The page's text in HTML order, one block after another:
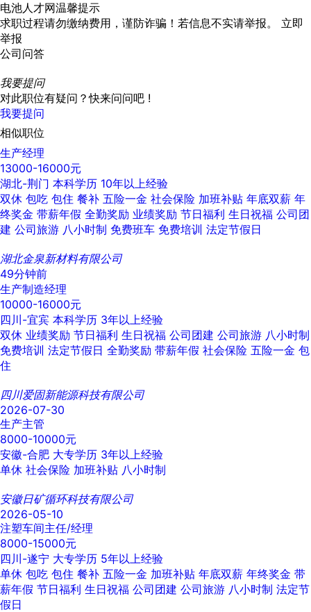
电池人才网温馨提示
求职过程请勿缴纳费用，谨防诈骗！若信息不实请举报。 立即
举报
公司问答
我要提问
对此职位有疑问？快来问问吧 !
我要提问
相似职位
生产经理
13000-16000元
湖北-荆门 本科学历 10年以上经验
双休 包吃 包住 餐补 五险一金 社会保险 加班补贴 年底双薪 年
终奖金 带薪年假 全勤奖励 业绩奖励 节日福利 生日祝福 公司团
建 公司旅游 八小时制 免费班车 免费培训 法定节假日
湖北金泉新材料有限公司
49分钟前
生产制造经理
10000-16000元
四川-宜宾 本科学历 3年以上经验
双休 业绩奖励 节日福利 生日祝福 公司团建 公司旅游 八小时制
免费培训 法定节假日 全勤奖励 带薪年假 社会保险 五险一金 包
住
四川爱固新能源科技有限公司
2026-07-30
生产主管
8000-10000元
安徽-合肥 大专学历 3年以上经验
单休 社会保险 加班补贴 八小时制
安徽日矿循环科技有限公司
2026-05-10
注塑车间主任/经理
8000-15000元
四川-遂宁 大专学历 5年以上经验
单休 包吃 包住 餐补 五险一金 加班补贴 年底双薪 年终奖金 带
薪年假 节日福利 生日祝福 公司团建 公司旅游 八小时制 法定节
假日